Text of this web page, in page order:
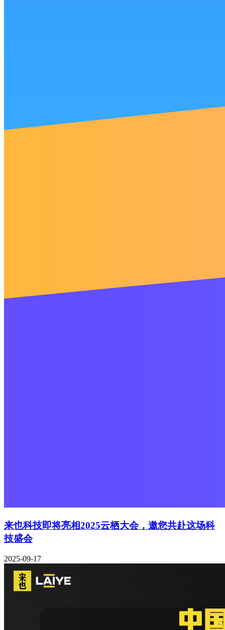
来也科技即将亮相2025云栖大会，邀您共赴这场科
技盛会
2025-09-17